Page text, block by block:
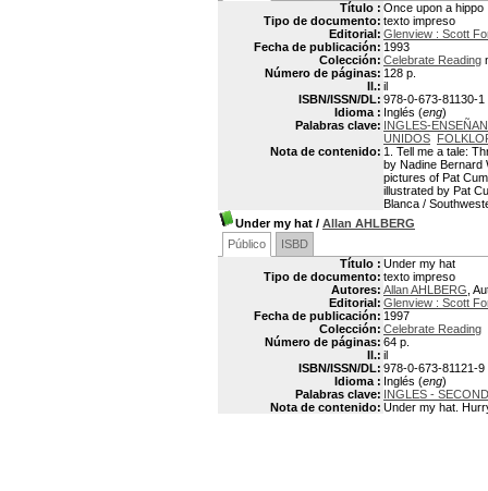
Título : Once upon a hippo
Tipo de documento: texto impreso
Editorial: Glenview : Scott
Fecha de publicación: 1993
Colección: Celebrate Reading
Número de páginas: 128 p.
Il.: il
ISBN/ISSN/DL: 978-0-673-81130-1
Idioma : Inglés (eng)
Palabras clave: INGLES-
UNIDOS
Nota de contenido: 1. Tell me a tale:
by Nadine Bernard
pictures of Pat
illustrated by Pat
Blanca /
Under my hat / Allan AHLBERG
Público
ISBD
Título : Under my hat
Tipo de documento: texto impreso
Autores: Allan AHLBERG ,
Editorial: Glenview : Scott
Fecha de publicación: 1997
Colección: Celebrate Reading
Número de páginas: 64 p.
Il.: il
ISBN/ISSN/DL: 978-0-673-81121-9
Idioma : Inglés (eng)
Palabras clave: INGLES -
Nota de contenido: Under my hat.